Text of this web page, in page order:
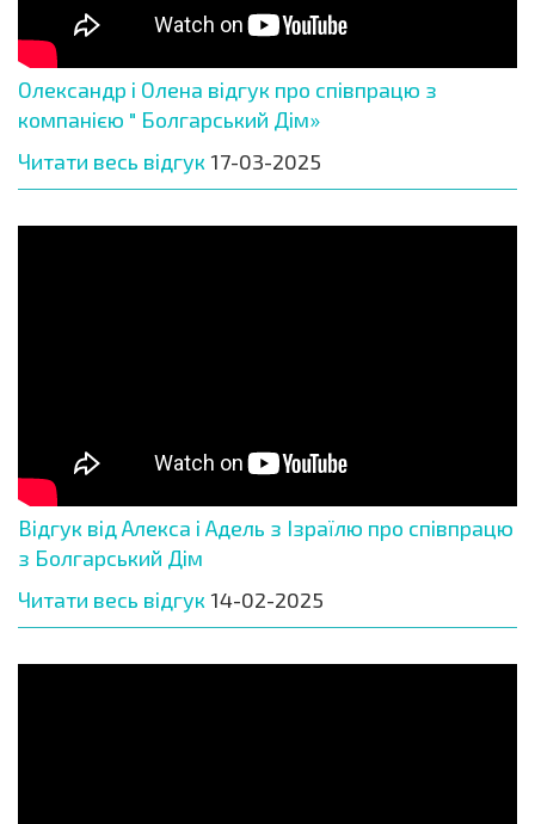
Олександр і Олена відгук про співпрацю з
компанією " Болгарський Дім»
Читати весь відгук 17-03-2025
Відгук від Алекса і Адель з Ізраїлю про співпрацю
з Болгарський Дім
Читати весь відгук 14-02-2025